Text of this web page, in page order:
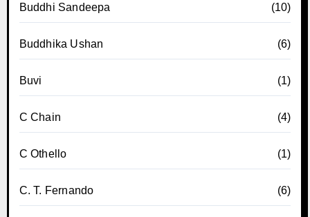
Buddhi Sandeepa (10)
Buddhika Ushan (6)
Buvi (1)
C Chain (4)
C Othello (1)
C. T. Fernando (6)